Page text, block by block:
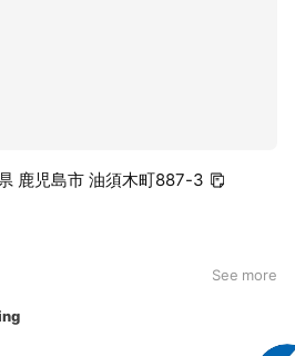
鹿児島市 油須木町887-3
See more